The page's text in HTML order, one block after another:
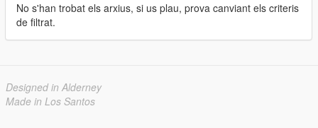
No s'han trobat els arxius, si us plau, prova canviant els criteris
de filtrat.
Designed in Alderney
Made in Los Santos